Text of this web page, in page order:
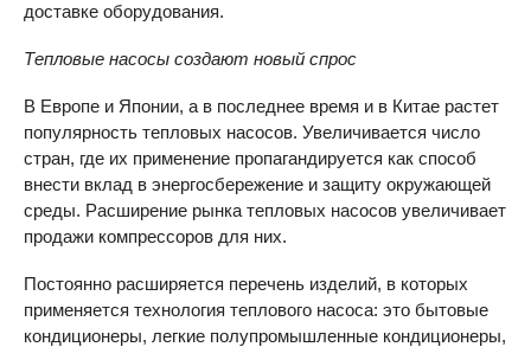
доставке оборудования.
Тепловые насосы создают новый спрос
В Европе и Японии, а в последнее время и в Китае растет
популярность тепловых насосов. Увеличивается число
стран, где их применение пропагандируется как способ
внести вклад в энергосбережение и защиту окружающей
среды. Расширение рынка тепловых насосов увеличивает
продажи компрессоров для них.
Постоянно расширяется перечень изделий, в которых
применяется технология теплового насоса: это бытовые
кондиционеры, легкие полупромышленные кондиционеры,